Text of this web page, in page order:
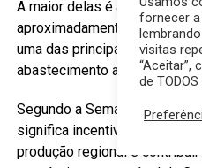
A maior delas é a Feira das
aproximadamente 460
uma das principais
abastecimento alimentar em
Segundo a Semades,
significa incentivar o
produção regional e
fornecer a
visitas
“Aceitar”,
de